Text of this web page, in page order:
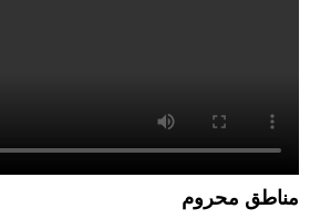
مناطق محروم